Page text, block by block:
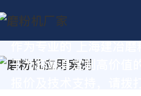
于为您量身定制高价值